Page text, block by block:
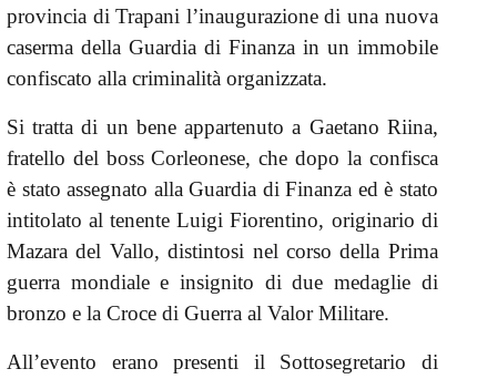
provincia di Trapani l’inaugurazione di una nuova
caserma della Guardia di Finanza in un immobile
confiscato alla criminalità organizzata.
Si tratta di un bene appartenuto a Gaetano Riina,
fratello del boss Corleonese, che dopo la confisca
è stato assegnato alla Guardia di Finanza ed è stato
intitolato al tenente Luigi Fiorentino, originario di
Mazara del Vallo, distintosi nel corso della Prima
guerra mondiale e insignito di due medaglie di
bronzo e la Croce di Guerra al Valor Militare.
All’evento erano presenti il Sottosegretario di